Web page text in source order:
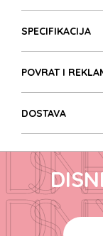
SPECIFIKACIJA
POVRAT I
DOSTAVA